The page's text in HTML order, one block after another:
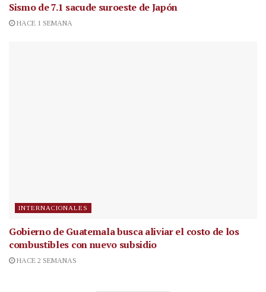
Sismo de 7.1 sacude suroeste de Japón
HACE 1 SEMANA
INTERNACIONALES
Gobierno de Guatemala busca aliviar el costo de los
combustibles con nuevo subsidio
HACE 2 SEMANAS